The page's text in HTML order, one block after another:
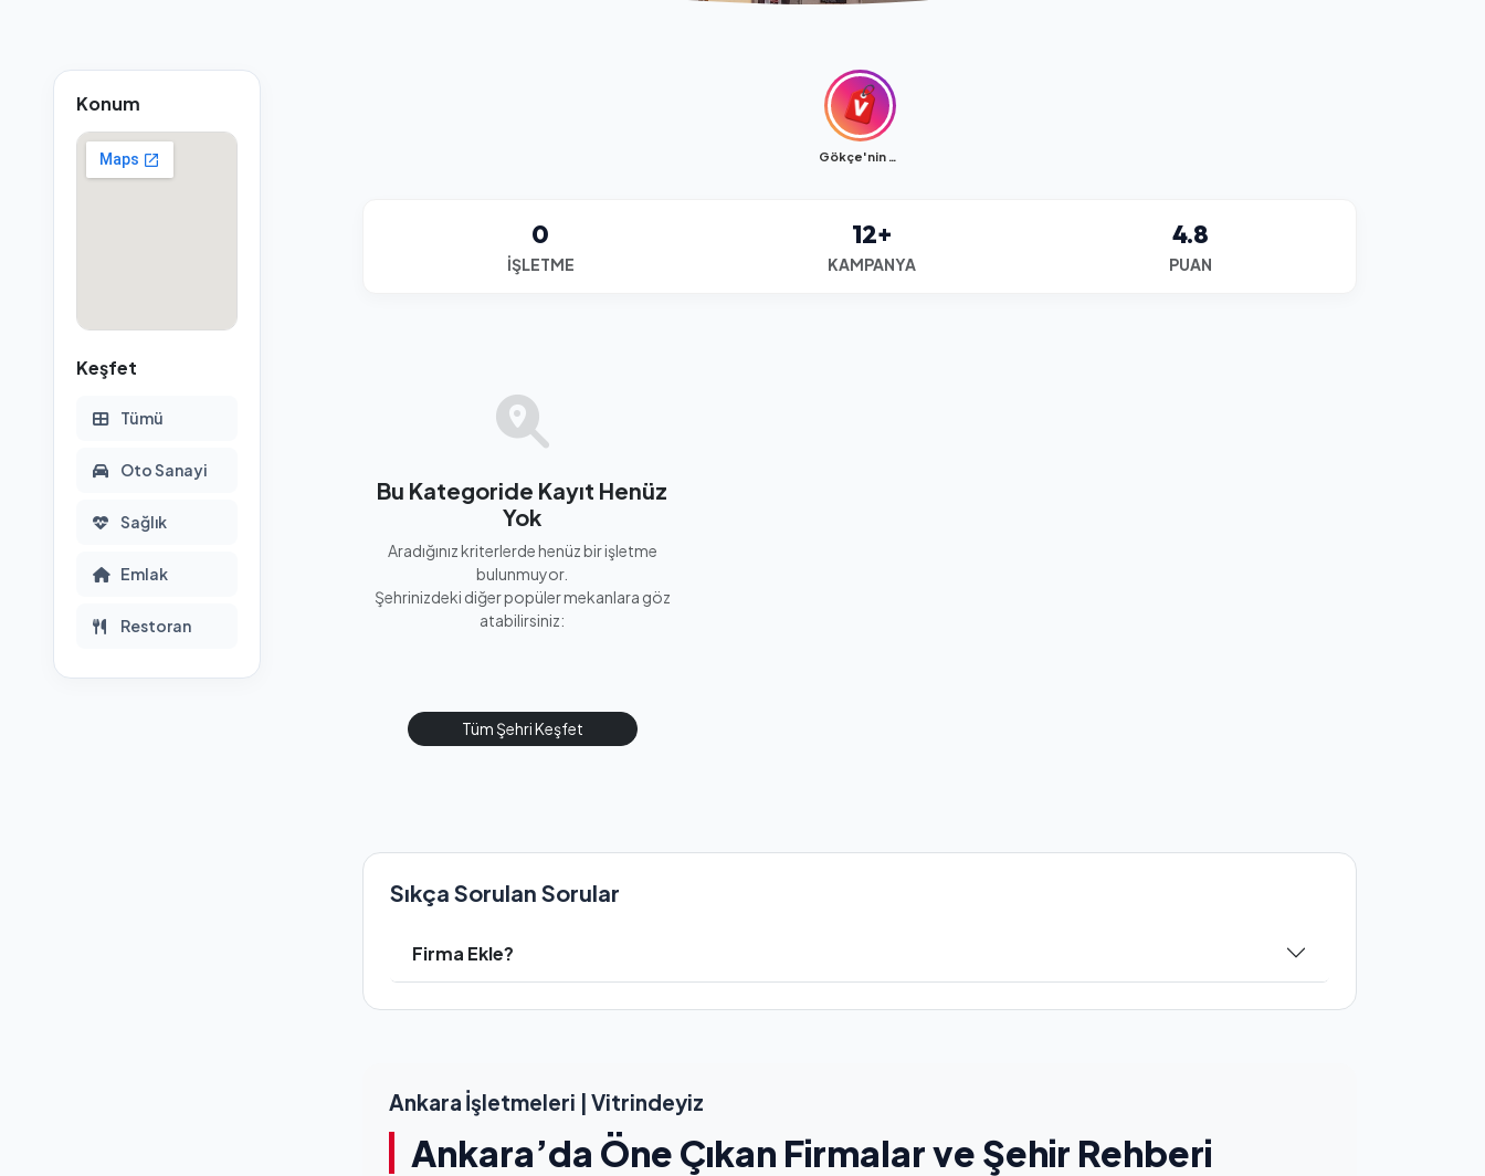
Konum
Keşfet
Tümü
Oto Sanayi
Sağlık
Emlak
Restoran
Gökçe'nin Yeri
0
İŞLETME
12+
KAMPANYA
4.8
PUAN
Bu Kategoride Kayıt Henüz
Yok
Aradığınız kriterlerde henüz bir işletme
bulunmuyor.
Şehrinizdeki diğer popüler mekanlara göz
atabilirsiniz:
Tüm Şehri Keşfet
Sıkça Sorulan Sorular
Firma Ekle?
Ankara İşletmeleri | Vitrindeyiz
Ankara’da Öne Çıkan Firmalar ve Şehir Rehberi